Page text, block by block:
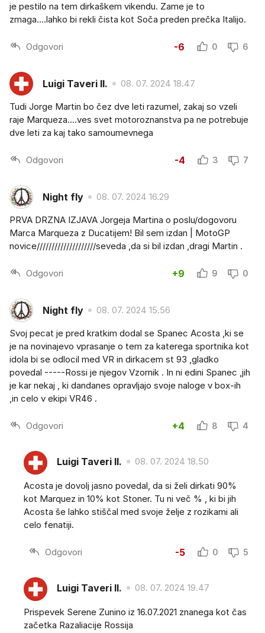
je pestilo na tem dirkaškem vikendu. Zame je to
zmaga....lahko bi rekli čista kot Soča preden prečka Italijo.
Odgovori -6 0 6
Luigi Taveri II. 08. 07. 2024 18.47
Tudi Jorge Martin bo čez dve leti razumel, zakaj so vzeli
raje Marqueza....ves svet motoroznanstva pa ne potrebuje
dve leti za kaj tako samoumevnega
Odgovori -4 3 7
Night fly 08. 07. 2024 16.29
PRVA DRZNA IZJAVA Jorgeja Martina o poslu/dogovoru
Marca Marqueza z Ducatijem! Bil sem izdan | MotoGP
novice////////////////////seveda ,da si bil izdan ,dragi Martin .
Odgovori +9 9 0
Night fly 08. 07. 2024 15.56
Svoj pecat je pred kratkim dodal se Spanec Acosta ,ki se
je na novinajevo vprasanje o tem za katerega sportnika kot
idola bi se odlocil med VR in dirkacem st 93 ,gladko
povedal -----Rossi je njegov Vzornik . In ni edini Spanec ,jih
je kar nekaj , ki dandanes opravljajo svoje naloge v box-ih
,in celo v ekipi VR46 .
Odgovori +4 8 4
Luigi Taveri II. 08. 07. 2024 18.50
Acosta je dovolj jasno povedal, da si želi dirkati 90%
kot Marquez in 10% kot Stoner. Tu ni več % , ki bi jih
Acosta še lahko stiščal med svoje želje z rozikami ali
celo fenatiji.
Odgovori -5 0 5
Luigi Taveri II. 08. 07. 2024 19.47
Prispevek Serene Zunino iz 16.07.2021 znanega kot čas
začetka Razaliacije Rossija